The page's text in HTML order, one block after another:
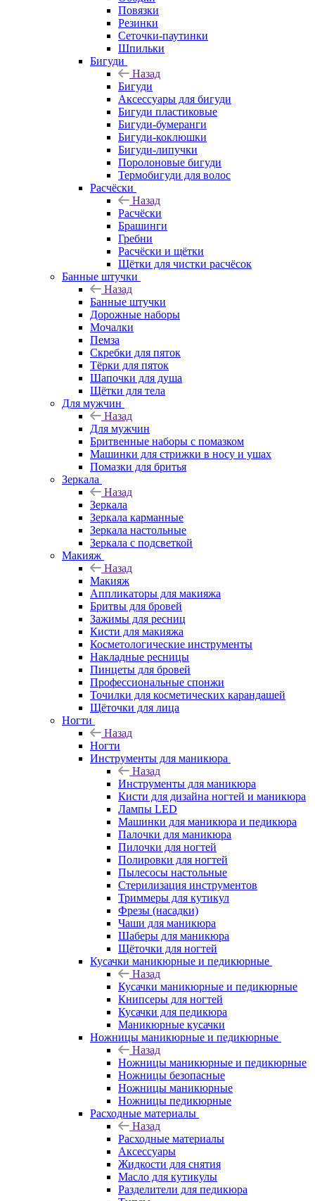
Повязки
Резинки
Сеточки-паутинки
Шпильки
Бигуди
Назад
Бигуди
Аксессуары для бигуди
Бигуди пластиковые
Бигуди-бумеранги
Бигуди-коклюшки
Бигуди-липучки
Поролоновые бигуди
Термобигуди для волос
Расчёски
Назад
Расчёски
Брашинги
Гребни
Расчёски и щётки
Щётки для чистки расчёсок
Банные штучки
Назад
Банные штучки
Дорожные наборы
Мочалки
Пемза
Скребки для пяток
Тёрки для пяток
Шапочки для душа
Щётки для тела
Для мужчин
Назад
Для мужчин
Бритвенные наборы с помазком
Машинки для стрижки в носу и ушах
Помазки для бритья
Зеркала
Назад
Зеркала
Зеркала карманные
Зеркала настольные
Зеркала с подсветкой
Макияж
Назад
Макияж
Аппликаторы для макияжа
Бритвы для бровей
Зажимы для ресниц
Кисти для макияжа
Косметологические инструменты
Накладные ресницы
Пинцеты для бровей
Профессиональные спонжи
Точилки для косметических карандашей
Щёточки для лица
Ногти
Назад
Ногти
Инструменты для маникюра
Назад
Инструменты для маникюра
Кисти для дизайна ногтей и маникюра
Лампы LED
Машинки для маникюра и педикюра
Палочки для маникюра
Пилочки для ногтей
Полировки для ногтей
Пылесосы настольные
Стерилизация инструментов
Триммеры для кутикул
Фрезы (насадки)
Чаши для маникюра
Шаберы для маникюра
Щёточки для ногтей
Кусачки маникюрные и педикюрные
Назад
Кусачки маникюрные и педикюрные
Книпсеры для ногтей
Кусачки для педикюра
Маникюрные кусачки
Ножницы маникюрные и педикюрные
Назад
Ножницы маникюрные и педикюрные
Ножницы безопасные
Ножницы маникюрные
Ножницы педикюрные
Расходные материалы
Назад
Расходные материалы
Аксессуары
Жидкости для снятия
Масло для кутикулы
Разделители для педикюра